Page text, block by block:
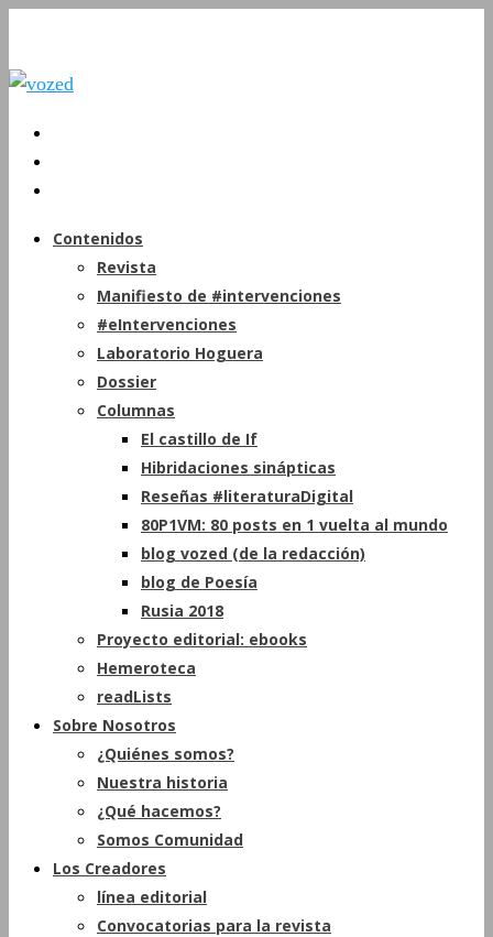
Contenidos
Revista
Manifiesto de #intervenciones
#eIntervenciones
Laboratorio Hoguera
Dossier
Columnas
El castillo de If
Hibridaciones sinápticas
Reseñas #literaturaDigital
80P1VM: 80 posts en 1 vuelta al mundo
blog vozed (de la redacción)
blog de Poesía
Rusia 2018
Proyecto editorial: ebooks
Hemeroteca
readLists
Sobre Nosotros
¿Quiénes somos?
Nuestra historia
¿Qué hacemos?
Somos Comunidad
Los Creadores
línea editorial
Convocatorias para la revista